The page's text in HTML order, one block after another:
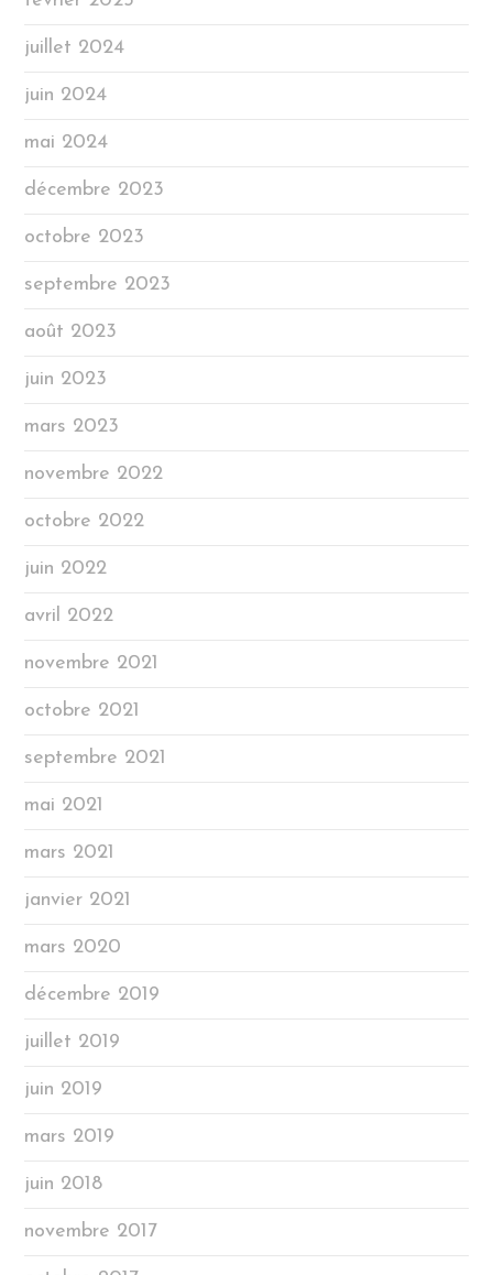
juillet 2024
juin 2024
mai 2024
décembre 2023
octobre 2023
septembre 2023
août 2023
juin 2023
mars 2023
novembre 2022
octobre 2022
juin 2022
avril 2022
novembre 2021
octobre 2021
septembre 2021
mai 2021
mars 2021
janvier 2021
mars 2020
décembre 2019
juillet 2019
juin 2019
mars 2019
juin 2018
novembre 2017